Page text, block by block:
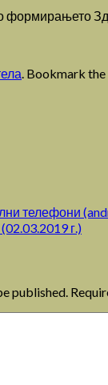
формирањето
. Bookmark the
телефони
г.)
published.